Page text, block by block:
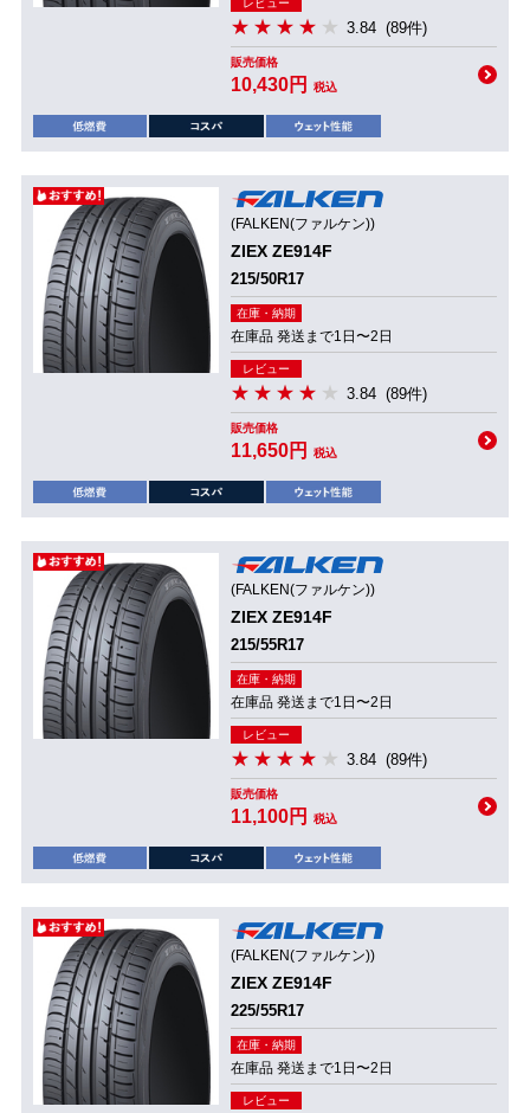
レビュー
3.84 (89件)
販売価格
10,430円 税込
(FALKEN(ファルケン))
ZIEX ZE914F
215/50R17
在庫・納期
在庫品 発送まで1日〜2日
レビュー
3.84 (89件)
販売価格
11,650円 税込
(FALKEN(ファルケン))
ZIEX ZE914F
215/55R17
在庫・納期
在庫品 発送まで1日〜2日
レビュー
3.84 (89件)
販売価格
11,100円 税込
(FALKEN(ファルケン))
ZIEX ZE914F
225/55R17
在庫・納期
在庫品 発送まで1日〜2日
レビュー